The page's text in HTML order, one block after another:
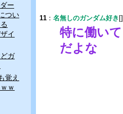
11 ： 名無しのガンダム好き
特に働い
だよな
ー
つい
イ
ガ
覚え
ｗ